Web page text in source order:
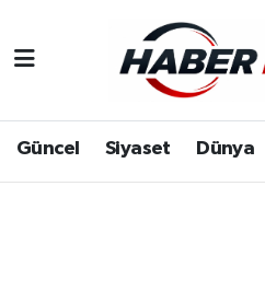
Güncel Siyaset Dünya